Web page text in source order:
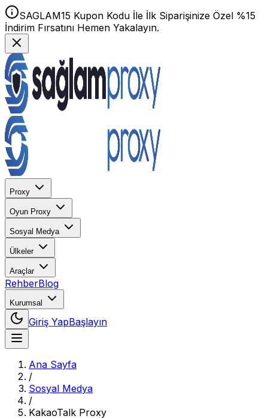
SAGLAM15 Kupon Kodu İle İlk Siparişinize Özel %15
İndirim Fırsatını Hemen Yakalayın.
Proxy
Oyun Proxy
Sosyal Medya
Ülkeler
Araçlar
RehberBlog
Kurumsal
Giriş YapBaşlayın
Ana Sayfa
/
Sosyal Medya
/
KakaoTalk Proxy